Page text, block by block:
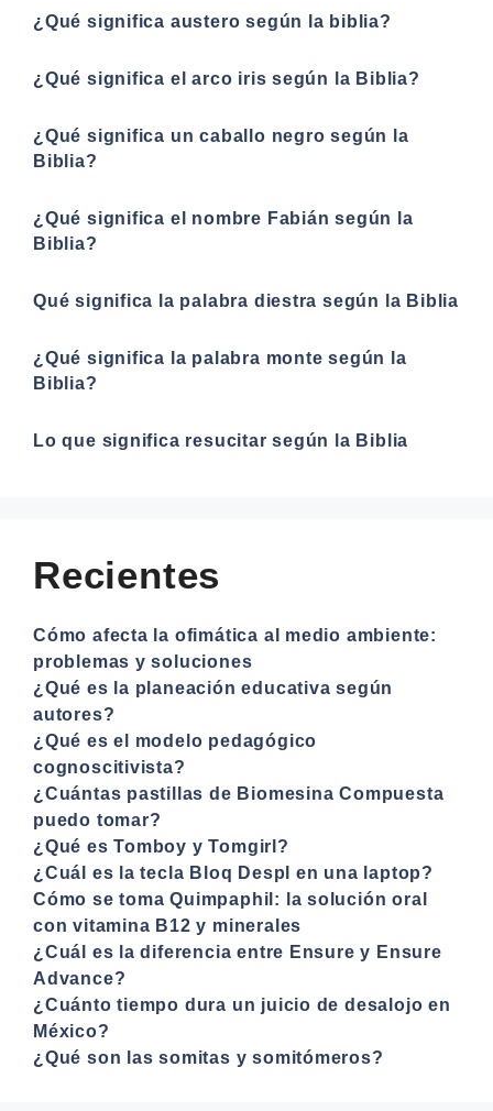
¿Qué significa austero según la biblia?
¿Qué significa el arco iris según la Biblia?
¿Qué significa un caballo negro según la
Biblia?
¿Qué significa el nombre Fabián según la
Biblia?
Qué significa la palabra diestra según la Biblia
¿Qué significa la palabra monte según la
Biblia?
Lo que significa resucitar según la Biblia
Recientes
Cómo afecta la ofimática al medio ambiente:
problemas y soluciones
¿Qué es la planeación educativa según
autores?
¿Qué es el modelo pedagógico
cognoscitivista?
¿Cuántas pastillas de Biomesina Compuesta
puedo tomar?
¿Qué es Tomboy y Tomgirl?
¿Cuál es la tecla Bloq Despl en una laptop?
Cómo se toma Quimpaphil: la solución oral
con vitamina B12 y minerales
¿Cuál es la diferencia entre Ensure y Ensure
Advance?
¿Cuánto tiempo dura un juicio de desalojo en
México?
¿Qué son las somitas y somitómeros?